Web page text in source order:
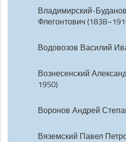
Владимирский-
Флегонтович
Водовозов Василий
Вознесенский
1950)
Воронов Андрей
Вяземский Павел